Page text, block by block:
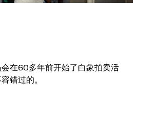
在60多年前开始了白象拍卖活
错过的。